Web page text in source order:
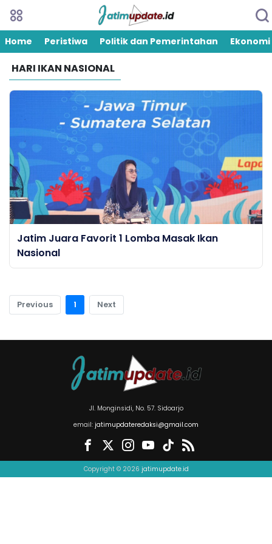
Home Peristiwa Politik dan Pemerintahan Ekonomi
HARI IKAN NASIONAL
Jatim Juara Favorit 1 Lomba Masak Ikan
Nasional
Previous 1 Next
Jl. Monginsidi, No. 57. Sidoarjo
email: jatimupdateredaksi@gmail.com
Copyright © 2026 jatimupdate.id